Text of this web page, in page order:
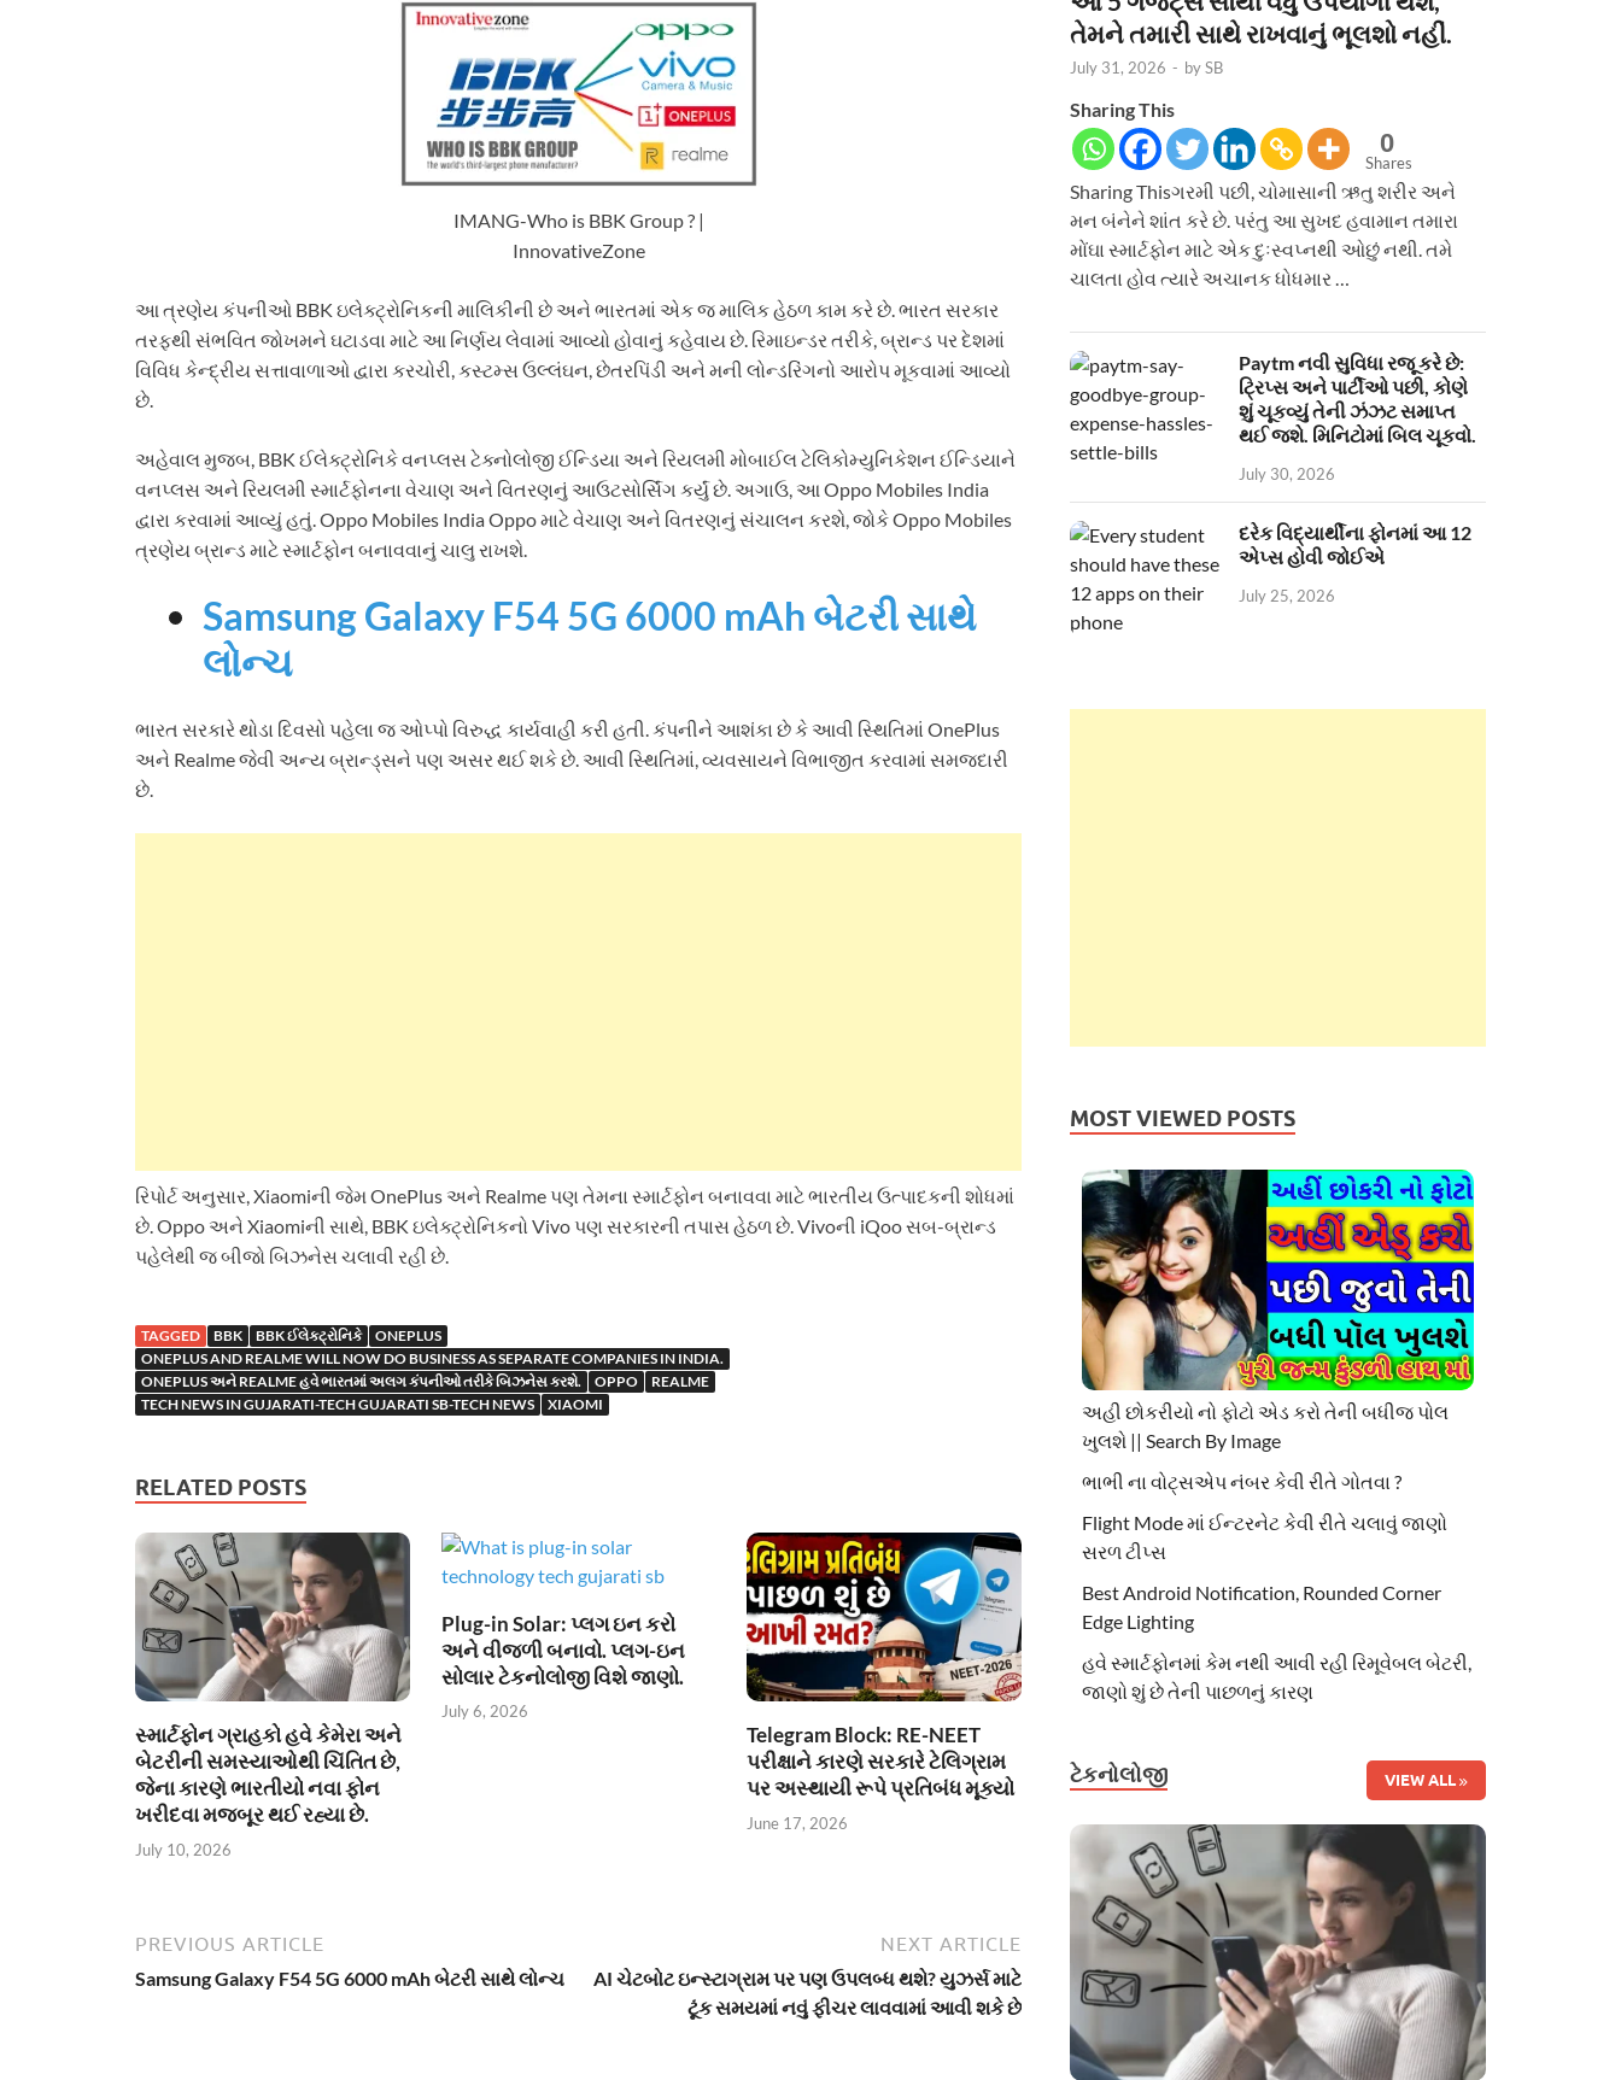
IMANG-Who is BBK Group ? |
InnovativeZone
આ ત્રણેય કંપનીઓ BBK ઇલેક્ટ્રોનિકની માલિકીની છે અને ભારતમાં એક જ માલિક હેઠળ કામ કરે છે. ભારત સરકાર
તરફથી સંભવિત જોખમને ઘટાડવા માટે આ નિર્ણય લેવામાં આવ્યો હોવાનું કહેવાય છે. રિમાઇન્ડર તરીકે, બ્રાન્ડ પર દેશમાં
વિવિધ કેન્દ્રીય સત્તાવાળાઓ દ્વારા કરચોરી, કસ્ટમ્સ ઉલ્લંઘન, છેતરપિંડી અને મની લોન્ડરિંગનો આરોપ મૂકવામાં આવ્યો
છે.
અહેવાલ મુજબ, BBK ઈલેક્ટ્રોનિકે વનપ્લસ ટેક્નોલોજી ઈન્ડિયા અને રિયલમી મોબાઈલ ટેલિકોમ્યુનિકેશન ઈન્ડિયાને
વનપ્લસ અને રિયલમી સ્માર્ટફોનના વેચાણ અને વિતરણનું આઉટસોર્સિંગ કર્યું છે. અગાઉ, આ Oppo Mobiles India
દ્વારા કરવામાં આવ્યું હતું. Oppo Mobiles India Oppo માટે વેચાણ અને વિતરણનું સંચાલન કરશે, જોકે Oppo Mobiles
ત્રણેય બ્રાન્ડ માટે સ્માર્ટફોન બનાવવાનું ચાલુ રાખશે.
Samsung Galaxy F54 5G 6000 mAh બેટરી સાથે
લોન્ચ
ભારત સરકારે થોડા દિવસો પહેલા જ ઓપ્પો વિરુદ્ધ કાર્યવાહી કરી હતી. કંપનીને આશંકા છે કે આવી સ્થિતિમાં OnePlus
અને Realme જેવી અન્ય બ્રાન્ડ્સને પણ અસર થઈ શકે છે. આવી સ્થિતિમાં, વ્યવસાયને વિભાજીત કરવામાં સમજદારી
છે.
રિપોર્ટ અનુસાર, Xiaomiની જેમ OnePlus અને Realme પણ તેમના સ્માર્ટફોન બનાવવા માટે ભારતીય ઉત્પાદકની શોધમાં
છે. Oppo અને Xiaomiની સાથે, BBK ઇલેક્ટ્રોનિકનો Vivo પણ સરકારની તપાસ હેઠળ છે. Vivoની iQoo સબ-બ્રાન્ડ
પહેલેથી જ બીજો બિઝનેસ ચલાવી રહી છે.
TAGGED BBK BBK ઈલેક્ટ્રોનિકે
ONEPLUS
ONEPLUS AND REALME WILL NOW DO BUSINESS AS SEPARATE COMPANIES IN INDIA.
ONEPLUS અને REALME હવે ભારતમાં અલગ કંપનીઓ તરીકે બિઝનેસ કરશે.
OPPO
REALME
TECH NEWS IN GUJARATI-TECH GUJARATI SB-TECH NEWS
XIAOMI
RELATED POSTS
સ્માર્ટફોન ગ્રાહકો હવે કેમેરા અને
બેટરીની સમસ્યાઓથી ચિંતિત છે,
જેના કારણે ભારતીયો નવા ફોન
ખરીદવા મજબૂર થઈ રહ્યા છે.
July 10, 2026
Plug-in Solar: પ્લગ ઇન કરો
અને વીજળી બનાવો. પ્લગ-ઇન
સોલાર ટેકનોલોજી વિશે જાણો.
July 6, 2026
Telegram Block: RE-NEET
પરીક્ષાને કારણે સરકારે ટેલિગ્રામ
પર અસ્થાયી રૂપે પ્રતિબંધ મૂક્યો
June 17, 2026
PREVIOUS ARTICLE
Samsung Galaxy F54 5G 6000 mAh બેટરી સાથે લોન્ચ
NEXT ARTICLE
AI ચેટબોટ ઇન્સ્ટાગ્રામ પર પણ ઉપલબ્ધ થશે? યુઝર્સ માટે
ટૂંક સમયમાં નવું ફીચર લાવવામાં આવી શકે છે
તેમને તમારી સાથે રાખવાનું ભૂલશો નહીં.
July 31, 2026 - bySB
Sharing This
0
Shares
Sharing Thisગરમી પછી, ચોમાસાની ઋતુ શરીર અને
મન બંનેને શાંત કરે છે. પરંતુ આ સુખદ હવામાન તમારા
મોંઘા સ્માર્ટફોન માટે એક દુઃસ્વપ્નથી ઓછું નથી. તમે
ચાલતા હોવ ત્યારે અચાનક ધોધમાર …
Paytm નવી સુવિધા રજૂ કરે છે:
ટ્રિપ્સ અને પાર્ટીઓ પછી, કોણે
શું ચૂકવ્યું તેની ઝંઝટ સમાપ્ત
થઈ જશે. મિનિટોમાં બિલ ચૂકવો.
July 30, 2026
દરેક વિદ્યાર્થીના ફોનમાં આ 12
એપ્સ હોવી જોઈએ
July 25, 2026
MOST VIEWED POSTS
અહી છોકરીયો નો ફોટો એડ કરો તેની બધીજ પોલ
ખુલશે || Search By Image
ભાભી ના વોટ્સએપ નંબર કેવી રીતે ગોતવા ?
Flight Mode માં ઈન્ટરનેટ કેવી રીતે ચલાવું જાણો
સરળ ટીપ્સ
Best Android Notification, Rounded Corner
Edge Lighting
હવે સ્માર્ટફોનમાં કેમ નથી આવી રહી રિમૂવેબલ બેટરી,
જાણો શું છે તેની પાછળનું કારણ
ટેકનોલોજી VIEW ALL